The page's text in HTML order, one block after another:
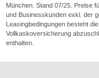
München. Stand 07/25. Preise
und Businesskunden exkl. der
Leasingbedingungen besteht
Vollkaskoversicherung
enthalten.